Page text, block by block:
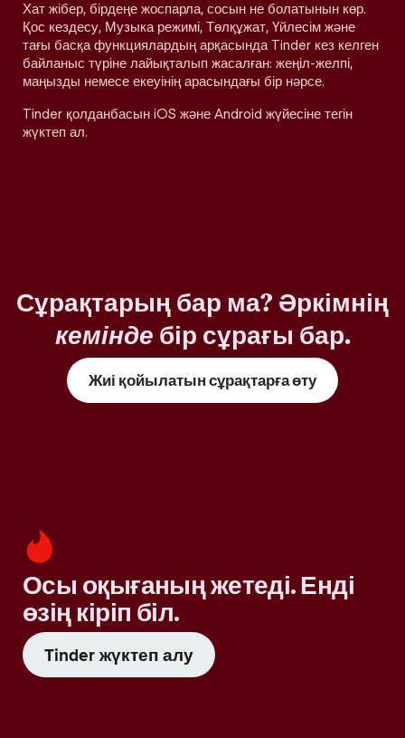
Хат жібер, бірдеңе жоспарла, сосын не болатынын көр.
Қос кездесу, Музыка режимі, Төлқұжат, Үйлесім және
тағы басқа функциялардың арқасында Tinder кез келген
байланыс түріне лайықталып жасалған: жеңіл-желпі,
маңызды немесе екеуінің арасындағы бір нәрсе.
Tinder қолданбасын iOS және Android жүйесіне тегін
жүктеп ал.
Сұрақтарың бар ма? Әркімнің
кемінде бір сұрағы бар.
Жиі қойылатын сұрақтарға өту
Осы оқығаның жетеді. Енді
өзің кіріп біл.
Tinder жүктеп алу